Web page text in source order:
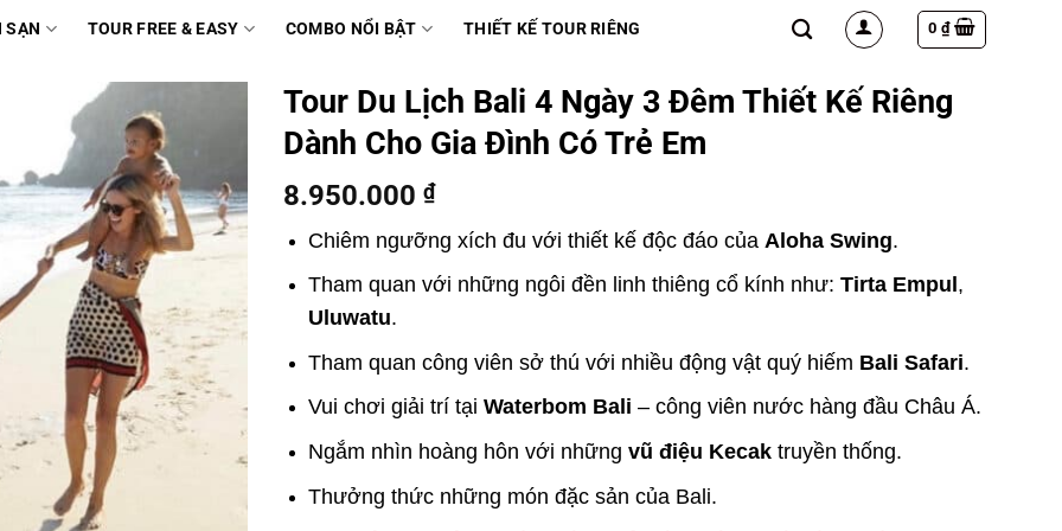
SẠN TOUR FREE & EASY COMBO NỔI BẬT THIẾT KẾ TOUR RIÊNG 0 ₫
Tour Du Lịch Bali 4 Ngày 3 Đêm Thiết Kế Riêng
Dành Cho Gia Đình Có Trẻ Em
8.950.000 ₫
Chiêm ngưỡng xích đu với thiết kế độc đáo của Aloha Swing.
Tham quan với những ngôi đền linh thiêng cổ kính như: Tirta Empul ,
Uluwatu.
Tham quan công viên sở thú với nhiều động vật quý hiếm Bali Safari.
Vui chơi giải trí tại Waterbom Bali – công viên nước hàng đầu Châu Á.
Ngắm nhìn hoàng hôn với những vũ điệu Kecak truyền thống.
Thưởng thức những món đặc sản của Bali.